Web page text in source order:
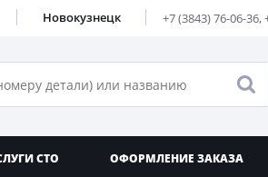
Новокузнецк +7 (3843) 76-06-36,
СТО ОФОРМЛЕНИЕ ЗАКАЗА